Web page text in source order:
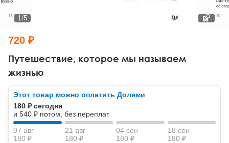
Другие направления психотерапии
Классический, эриксоновский гипноз и НЛП
НЛП
Социальная психология
Классический и юнгианский психоанализ
Путешествие, которое мы называем
жизнью
1/5
720 ₽
Этот товар можно оплатить Долями
180 ₽ сегодня
и 540 ₽ потом, без переплат
07 авг
180 ₽
21 авг
180 ₽
04 сен
180 ₽
18 сен
180 ₽